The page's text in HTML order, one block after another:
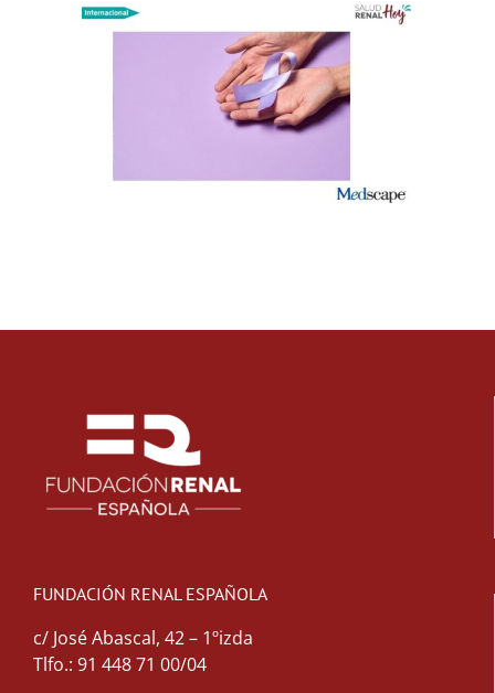
FUNDACIÓN RENAL ESPAÑOLA
c/ José Abascal, 42 – 1ºizda
Tlfo.: 91 448 71 00/04